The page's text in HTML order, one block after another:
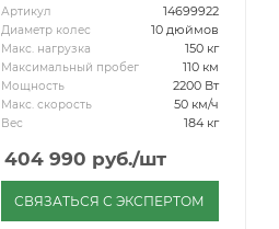
Артикул 14699922
Диаметр колес 10 дюймов
Макс. нагрузка 150 кг
Максимальный пробег 110 км
Мощность 2200 Вт
Макс. скорость 50 км/ч
Вес 184 кг
404 990 руб./шт
СВЯЗАТЬСЯ С ЭКСПЕРТОМ